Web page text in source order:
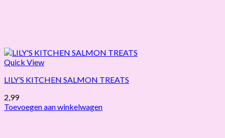
Quick View
LILY’S KITCHEN SALMON TREATS
2,99
Toevoegen aan winkelwagen